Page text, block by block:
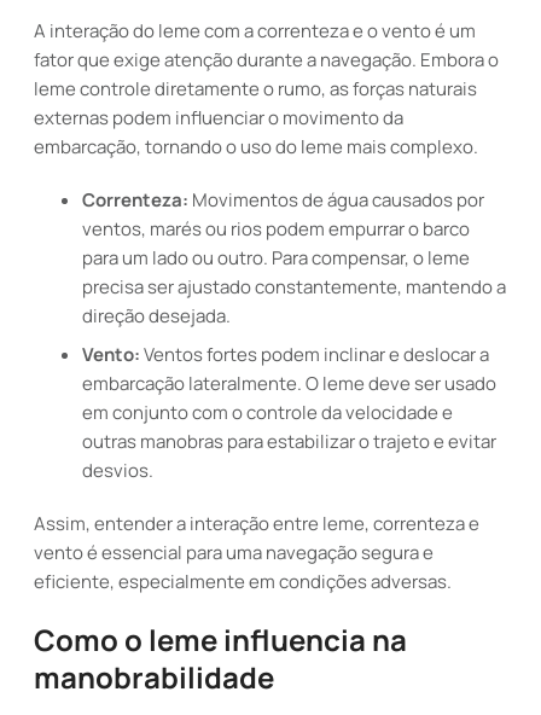
A interação do leme com a correnteza e o vento é um
fator que exige atenção durante a navegação. Embora o
leme controle diretamente o rumo, as forças naturais
externas podem influenciar o movimento da
embarcação, tornando o uso do leme mais complexo.
Correnteza: Movimentos de água causados por
ventos, marés ou rios podem empurrar o barco
para um lado ou outro. Para compensar, o leme
precisa ser ajustado constantemente, mantendo a
direção desejada.
Vento:Ventos fortes podem inclinar e deslocar a
embarcação lateralmente. O leme deve ser usado
em conjunto com o controle da velocidade e
outras manobras para estabilizar o trajeto e evitar
desvios.
Assim, entender a interação entre leme, correnteza e
vento é essencial para uma navegação segura e
eficiente, especialmente em condições adversas.
Como o leme influencia na
manobrabilidade